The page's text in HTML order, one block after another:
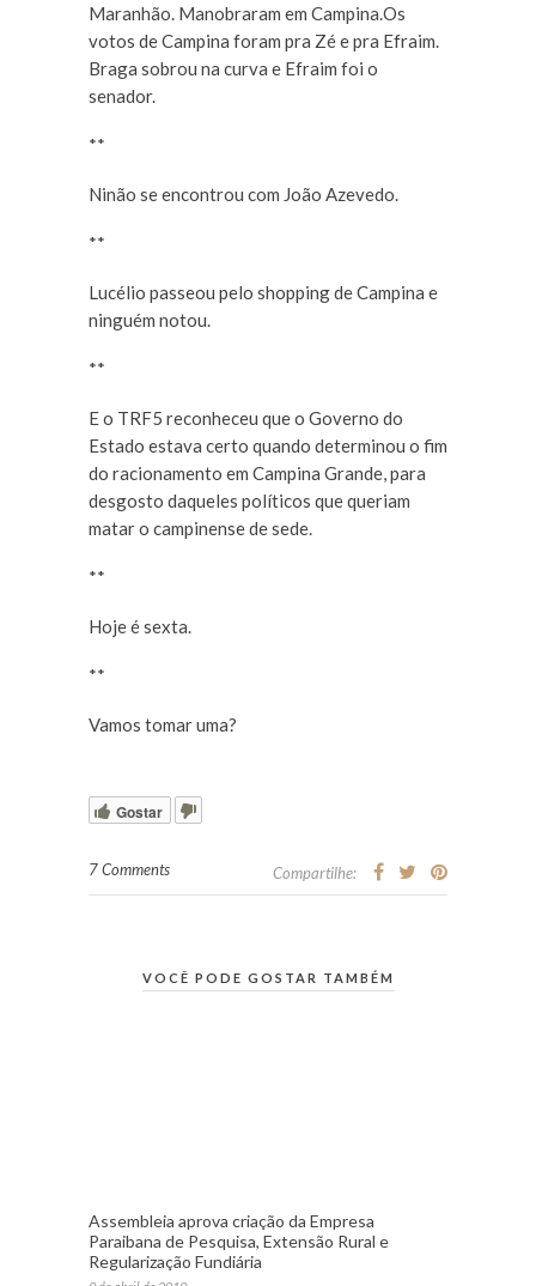
Maranhão. Manobraram em Campina.Os
votos de Campina foram pra Zé e pra Efraim.
Braga sobrou na curva e Efraim foi o
senador.
**
Ninão se encontrou com João Azevedo.
**
Lucélio passeou pelo shopping de Campina e
ninguém notou.
**
E o TRF5 reconheceu que o Governo do
Estado estava certo quando determinou o fim
do racionamento em Campina Grande, para
desgosto daqueles políticos que queriam
matar o campinense de sede.
**
Hoje é sexta.
**
Vamos tomar uma?
Gostar
7 Comments Compartilhe:
VOCÊ PODE GOSTAR TAMBÉM
Assembleia aprova criação da Empresa
Paraibana de Pesquisa, Extensão Rural e
Regularização Fundiária